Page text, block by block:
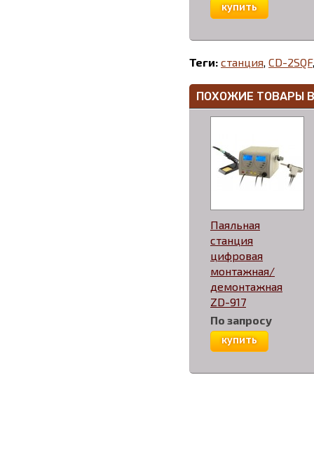
купить
Теги: станция CD-2SQF
ПОХОЖИЕ ТОВАРЫ
Паяльная
станция
цифровая
монтажная/
демонтажная
ZD-917
По запросу
купить